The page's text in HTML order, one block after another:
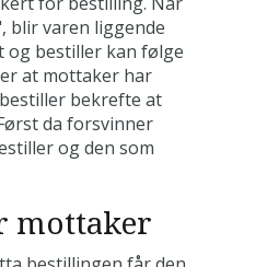
blir varen liggende
og bestiller kan følge
at mottaker har
bekrefte at
da forsvinner
og den som
mottaker